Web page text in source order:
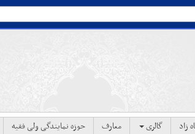
زاد گالری معارف حوزه نمایندگی ولی فقیه